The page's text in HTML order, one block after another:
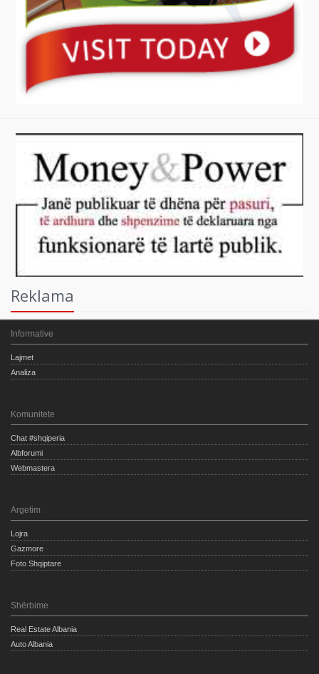
Reklama
Informative
Lajmet
Analiza
Komunitete
Chat #shqiperia
Albforumi
Webmastera
Argetim
Lojra
Gazmore
Foto Shqiptare
Shërbime
Real Estate Albania
Auto Albania